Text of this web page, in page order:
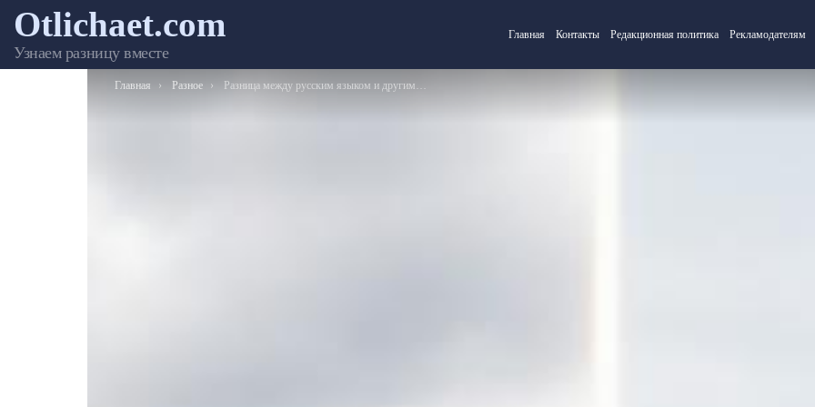
Otlichaet.com
Узнаем разницу вместе
Главная Контакты Редакционная политика Рекламодателям
Вы здесь:
Главная Разное Разница между русским языком и другими языками